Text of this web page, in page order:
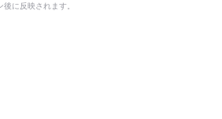
に反映されます。